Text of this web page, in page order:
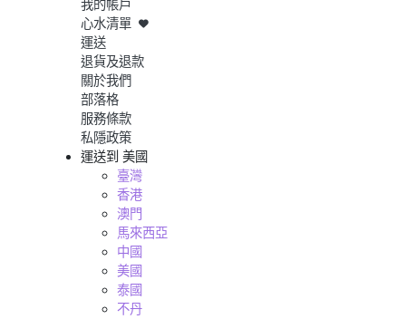
我的帳戶
心水清單
運送
退貨及退款
關於我們
部落格
服務條款
私隱政策
運送到 美國
臺灣
香港
澳門
馬來西亞
中國
美國
泰國
不丹